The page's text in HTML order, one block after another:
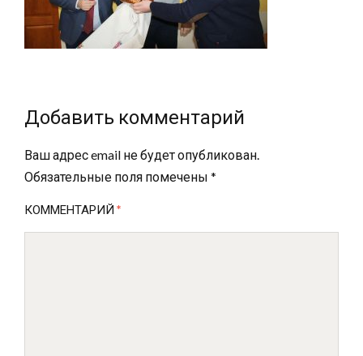
Добавить комментарий
Ваш адрес email не будет опубликован.
Обязательные поля помечены *
КОММЕНТАРИЙ *